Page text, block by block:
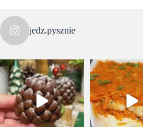
jedz.pysznie